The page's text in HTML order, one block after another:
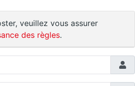
veuillez vous assurer
des règles.